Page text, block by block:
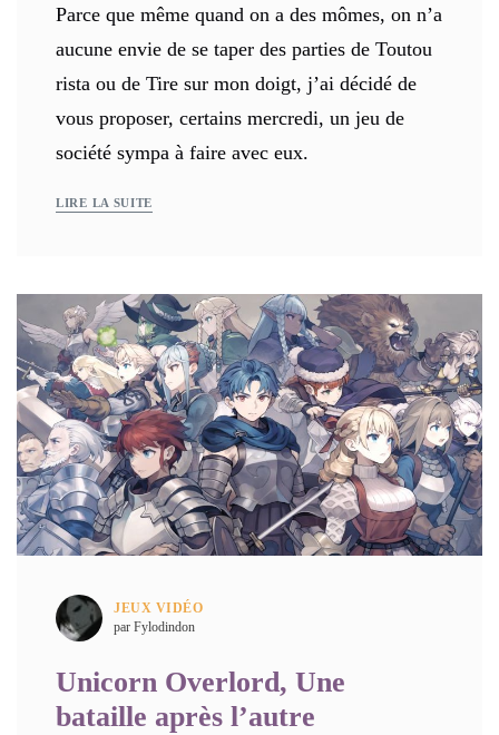
Parce que même quand on a des mômes, on n’a
aucune envie de se taper des parties de Toutou
rista ou de Tire sur mon doigt, j’ai décidé de
vous proposer, certains mercredi, un jeu de
société sympa à faire avec eux.
LIRE LA SUITE
JEUX VIDÉO
par Fylodindon
Unicorn Overlord, Une
bataille après l’autre